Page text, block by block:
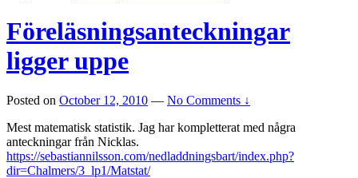
Föreläsningsanteckningar
ligger uppe
Posted on October 12, 2010 — No Comments ↓
Mest matematisk statistik. Jag har kompletterat med några
anteckningar från Nicklas.
https://sebastiannilsson.com/nedladdningsbart/index.php?
dir=Chalmers/3_lp1/Matstat/